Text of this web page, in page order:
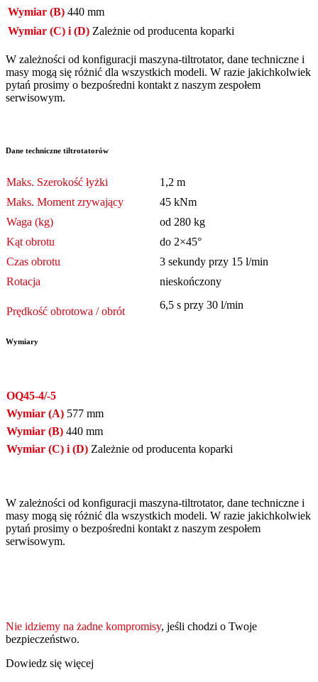
Wymiar (B) 440 mm
Wymiar (C) i (D) Zależnie od producenta koparki
W zależności od konfiguracji maszyna-tiltrotator, dane techniczne i
masy mogą się różnić dla wszystkich modeli. W razie jakichkolwiek
pytań prosimy o bezpośredni kontakt z naszym zespołem
serwisowym.
Dane techniczne tiltrotatorów
Maks. Szerokość łyżki
1,2 m
Maks. Moment zrywający
45 kNm
Waga (kg)
od 280 kg
Kąt obrotu
do 2×45°
Czas obrotu
3 sekundy przy 15 l/min
Rotacja
nieskończony
Prędkość obrotowa / obrót
6,5 s przy 30 l/min
Wymiary
OQ45-4/-5
Wymiar (A) 577 mm
Wymiar (B) 440 mm
Wymiar (C) i (D) Zależnie od producenta koparki
W zależności od konfiguracji maszyna-tiltrotator, dane techniczne i
masy mogą się różnić dla wszystkich modeli. W razie jakichkolwiek
pytań prosimy o bezpośredni kontakt z naszym zespołem
serwisowym.
Nie idziemy na żadne kompromisy, jeśli chodzi o Twoje
bezpieczeństwo.
Dowiedz się więcej